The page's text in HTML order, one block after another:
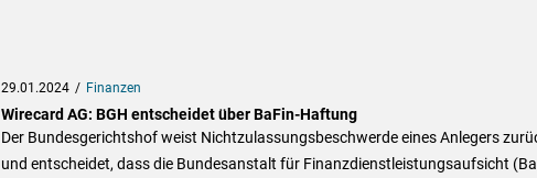
29.01.2024 Finanzen
Wirecard AG: BGH entscheidet über BaFin-Haftung
Der Bundesgerichtshof weist Nichtzulassungsbeschwerde eines Anlegers
und entscheidet, dass die Bundesanstalt für Finanzdienstleistungsaufsicht